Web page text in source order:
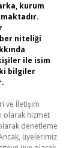
kurum
niteliği
ile isim
bilgiler
ve İletişim
olarak hizmet
denetleme
üyelerimiz